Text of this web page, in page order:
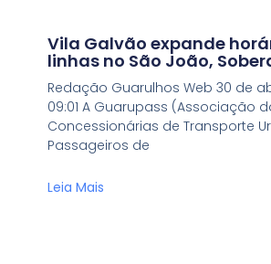
Vila Galvão expande
linhas no São João,
Pimentas
Redação Guarulhos Web 30 de
09:01 A Guarupass (Associação
Concessionárias de Transporte
Passageiros de
Leia Mais